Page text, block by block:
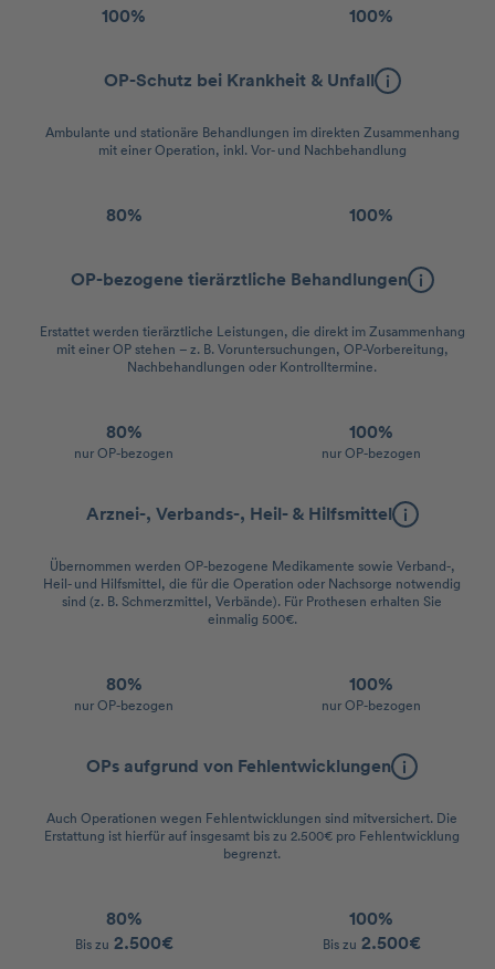
100% 100%
OP-Schutz bei Krankheit & Unfall
Ambulante und stationäre Behandlungen im direkten Zusammenhang
mit einer Operation, inkl. Vor- und Nachbehandlung
80% 100%
OP-bezogene tierärztliche Behandlungen
Erstattet werden tierärztliche Leistungen, die direkt im Zusammenhang
mit einer OP stehen – z. B. Voruntersuchungen, OP-Vorbereitung,
Nachbehandlungen oder Kontrolltermine.
80%
nur OP-bezogen
100%
nur OP-bezogen
Arznei-, Verbands-, Heil- & Hilfsmittel
Übernommen werden OP-bezogene Medikamente sowie Verband-,
Heil- und Hilfsmittel, die für die Operation oder Nachsorge notwendig
sind (z. B. Schmerzmittel, Verbände). Für Prothesen erhalten Sie
einmalig 500€.
80%
nur OP-bezogen
100%
nur OP-bezogen
OPs aufgrund von Fehlentwicklungen
Auch Operationen wegen Fehlentwicklungen sind mitversichert. Die
Erstattung ist hierfür auf insgesamt bis zu 2.500€ pro Fehlentwicklung
begrenzt.
80%
Bis zu 2.500€
100%
Bis zu 2.500€